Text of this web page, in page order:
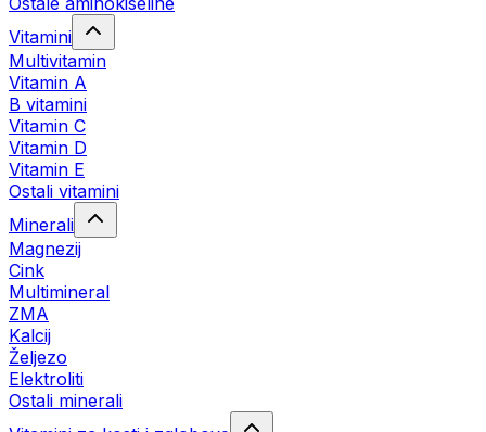
Vitamini
Multivitamin
Vitamin A
B vitamini
Vitamin C
Vitamin D
Vitamin E
Ostali vitamini
Minerali
Magnezij
Cink
Multimineral
ZMA
Kalcij
Željezo
Elektroliti
Ostali minerali